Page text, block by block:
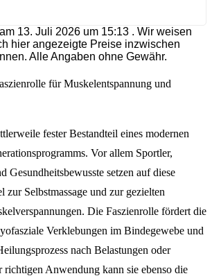
13. Juli 2026 um 15:13 . Wir weisen
hier angezeigte Preise inzwischen
Alle Angaben ohne Gewähr.
für Muskelentspannung und
fester Bestandteil eines modernen
Vor allem Sportler,
Gesundheitsbewusste setzen auf diese
Selbstmassage und zur gezielten
Die Faszienrolle fördert die
Verklebungen im Bindegewebe und
nach Belastungen oder
richtigen Anwendung kann sie ebenso die